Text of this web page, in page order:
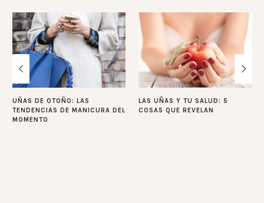
UÑAS DE OTOÑO: LAS
TENDENCIAS DE MANICURA DEL
MOMENTO
LAS UÑAS Y TU SALUD: 5
COSAS QUE REVELAN